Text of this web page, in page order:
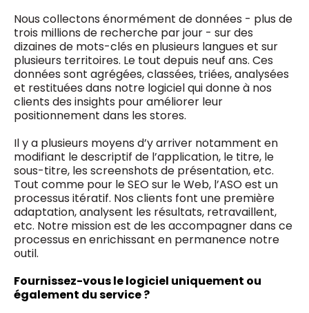
Nous collectons énormément de données - plus de
trois millions de recherche par jour - sur des
dizaines de mots-clés en plusieurs langues et sur
plusieurs territoires. Le tout depuis neuf ans. Ces
données sont agrégées, classées, triées, analysées
et restituées dans notre logiciel qui donne à nos
clients des insights pour améliorer leur
positionnement dans les stores.
Il y a plusieurs moyens d’y arriver notamment en
modifiant le descriptif de l’application, le titre, le
sous-titre, les screenshots de présentation, etc.
Tout comme pour le SEO sur le Web, l’ASO est un
processus itératif. Nos clients font une première
adaptation, analysent les résultats, retravaillent,
etc. Notre mission est de les accompagner dans ce
processus en enrichissant en permanence notre
outil.
Fournissez-vous le logiciel uniquement ou
également du service ?